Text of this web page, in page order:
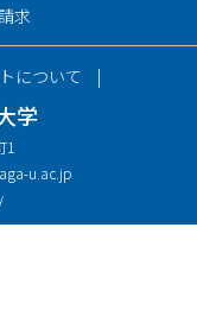
求
学
1
u.ac.jp
について